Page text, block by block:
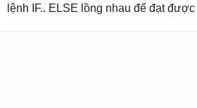
lệnh IF.. ELSE lồng nhau để đạt